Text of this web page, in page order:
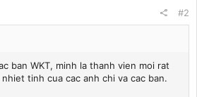
#2
ban WKT, minh la thanh vien moi rat
tinh cua cac anh chi va cac ban.